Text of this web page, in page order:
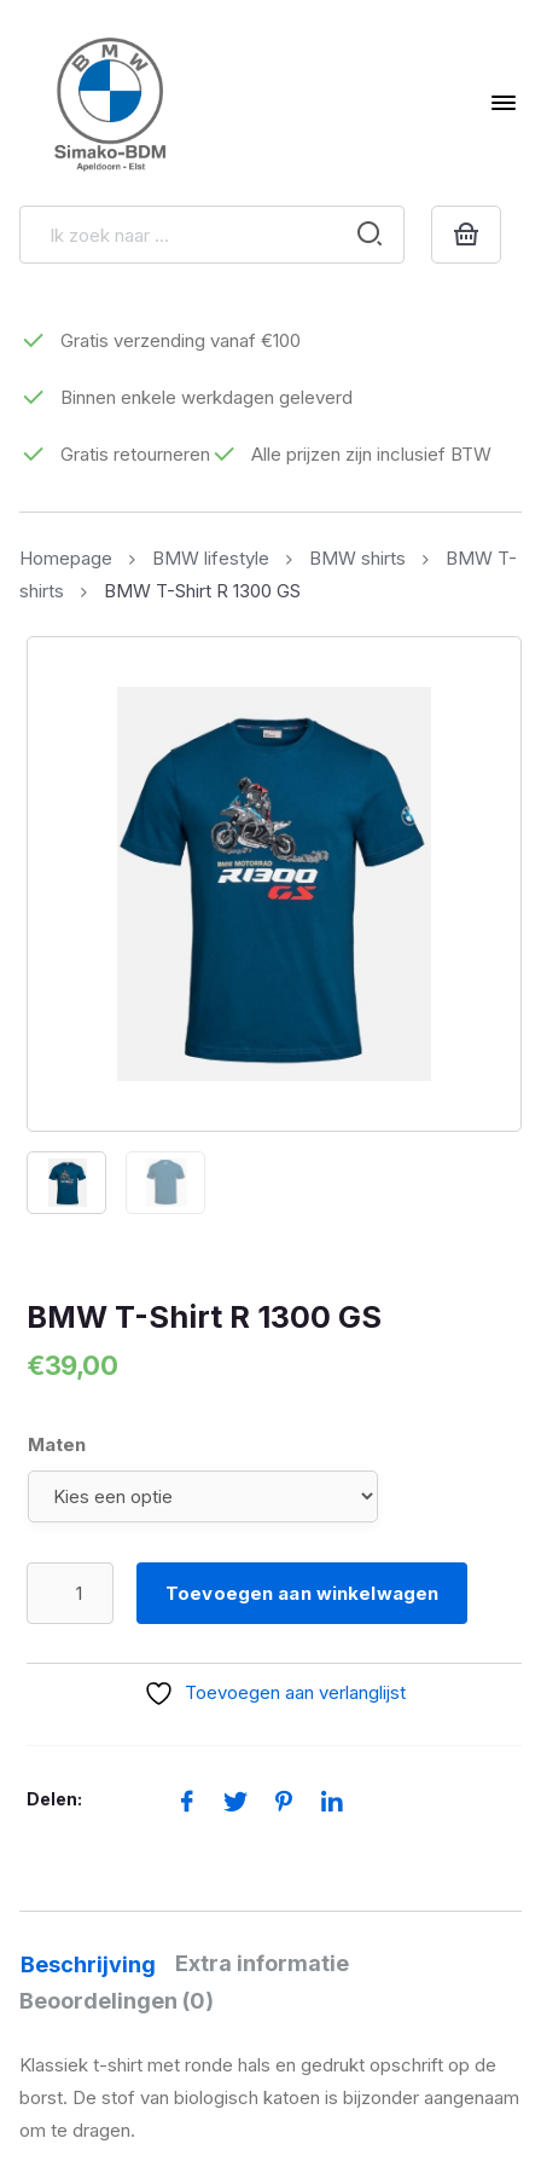
Gratis verzending vanaf €100
Binnen enkele werkdagen geleverd
Gratis retourneren Alle prijzen zijn inclusief BTW
Homepage BMW lifestyle BMW shirts
BMW T-
shirts
BMW T-Shirt R 1300 GS
BMW T-Shirt R 1300 GS
€39,00
Maten
Toevoegen aan winkelwagen
Toevoegen aan verlanglijst
Delen:
Beschrijving
Extra informatie
Beoordelingen (0)
Klassiek t-shirt met ronde hals en gedrukt opschrift op de
borst. De stof van biologisch katoen is bijzonder aangenaam
om te dragen.